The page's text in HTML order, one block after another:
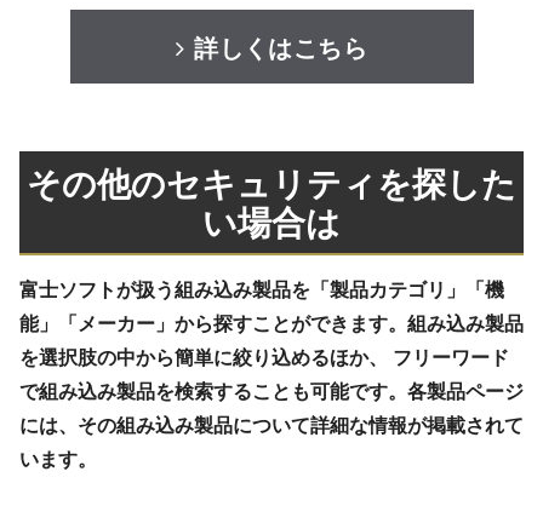
詳しくはこちら
その他のセキュリティを探した
い場合は
富士ソフトが扱う組み込み製品を「製品カテゴリ」「機
能」「メーカー」から探すことができます。組み込み製品
を選択肢の中から簡単に絞り込めるほか、 フリーワード
で組み込み製品を検索することも可能です。各製品ページ
には、その組み込み製品について詳細な情報が掲載されて
います。